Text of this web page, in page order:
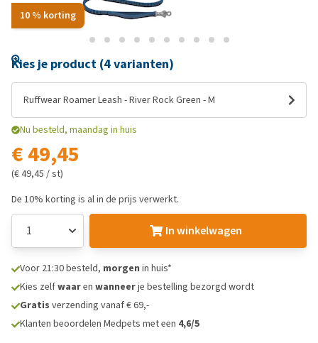
10 % korting
Kies je product (4 varianten)
Ruffwear Roamer Leash - River Rock Green - M
Nu besteld, maandag in huis
€ 49,45
(€ 49,45 / st)
De 10% korting is al in de prijs verwerkt.
In winkelwagen
Voor 21:30 besteld, morgen in huis*
Kies zelfwaaren wanneerje bestelling bezorgd wordt
Gratis verzending vanaf € 69,-
Klanten beoordelen Medpets met een 4,6/5